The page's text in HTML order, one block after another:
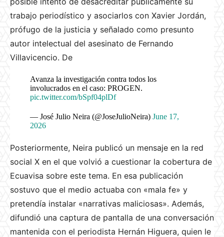
trabajo periodístico y asociarlos con Xavier Jordán,
prófugo de la justicia y señalado como presunto
autor intelectual del asesinato de Fernando
Villavicencio. De
Avanza la investigación contra todos los
involucrados en el caso: PROGEN.
pic.twitter.com/bSpf04plDf
— José Julio Neira (@JoseJulioNeira) June 17,
2026
Posteriormente, Neira publicó un mensaje en la red
social X en el que volvió a cuestionar la cobertura de
Ecuavisa sobre este tema. En esa publicación
sostuvo que el medio actuaba con «mala fe» y
pretendía instalar «narrativas maliciosas». Además,
difundió una captura de pantalla de una conversación
mantenida con el periodista Hernán Higuera, quien le